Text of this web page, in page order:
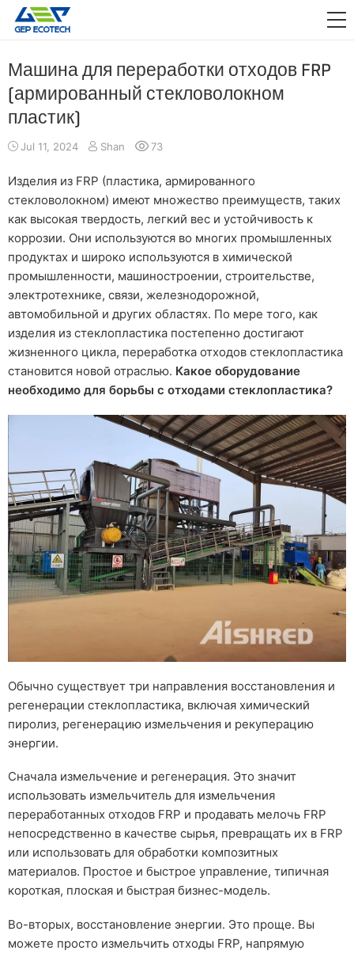
ПРИЛОЖЕНИЕ
О НАС
СВЯЗАТЬСЯ С НАМИ
Машина для переработки отходов FRP
(армированный стекловолокном
пластик)
Jul 11, 2024 Shan 73
Изделия из FRP (пластика, армированного
стекловолокном) имеют множество преимуществ, таких
как высокая твердость, легкий вес и устойчивость к
коррозии. Они используются во многих промышленных
продуктах и широко используются в химической
промышленности, машиностроении, строительстве,
электротехнике, связи, железнодорожной,
автомобильной и других областях. По мере того, как
изделия из стеклопластика постепенно достигают
жизненного цикла, переработка отходов стеклопластика
становится новой отраслью. Какое оборудование
необходимо для борьбы с отходами стеклопластика?
Обычно существует три направления восстановления и
регенерации стеклопластика, включая химический
пиролиз, регенерацию измельчения и рекуперацию
энергии.
Сначала измельчение и регенерация. Это значит
использовать измельчитель для измельчения
переработанных отходов FRP и продавать мелочь FRP
непосредственно в качестве сырья, превращать их в FRP
или использовать для обработки композитных
материалов. Простое и быстрое управление, типичная
короткая, плоская и быстрая бизнес-модель.
Во-вторых, восстановление энергии. Это проще. Вы
можете просто измельчить отходы FRP, напрямую